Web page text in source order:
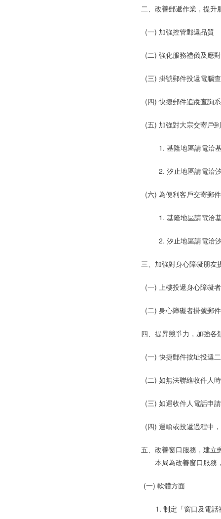
二、改善郵遞作業，提升
(一) 加強控管郵遞品質
(二) 強化服務禮儀及應
(三) 掛號郵件投遞電腦
(四) 快捷郵件追蹤查詢
(五) 加強對大宗交寄戶
1. 基隆地區請電洽基
2. 汐止地區請電洽汐
(六) 為便利客戶交寄郵
1. 基隆地區請電洽基
2. 汐止地區請電洽汐
三、加強對身心障礙朋友
(一) 上樓投遞身心障礙
(二) 身心障礙者掛號郵
四、提昇競爭力，加強
(一) 快捷郵件按址投遞
(二) 如無法聯絡收件人
(三) 如遇收件人電話申
(四) 運輸或投遞過程中
五、改善窗口服務，建立
本局為改善窗口服務
(一) 軟體方面
1. 制定「窗口及電話